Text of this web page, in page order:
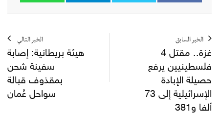
الخبر السابق
غزة.. مقتل 4
فلسطينيين يرفع
حصيلة الإبادة
الإسرائيلية إلى 73
ألفا و381
الخبر التالي
هيئة بريطانية: إصابة
سفينة شحن
بمقذوف قبالة
سواحل عُمان